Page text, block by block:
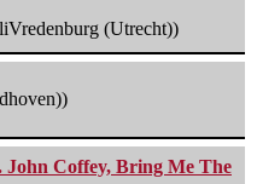
(Utrecht))
John Coffey, Bring Me The